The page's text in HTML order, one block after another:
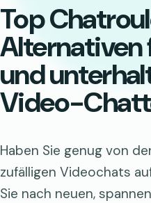
Top
Alternativen
und
Video-
Haben Sie genug von
zufälligen Videochats
Sie nach neuen,